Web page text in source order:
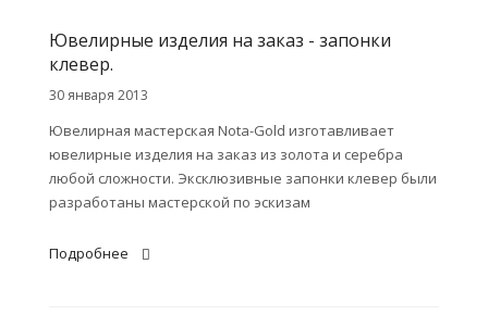
Ювелирные изделия на заказ - запонки
клевер.
30 января 2013
Ювелирная мастерская Nota-Gold изготавливает
ювелирные изделия на заказ из золота и серебра
любой сложности. Эксклюзивные запонки клевер были
разработаны мастерской по эскизам
Подробнее